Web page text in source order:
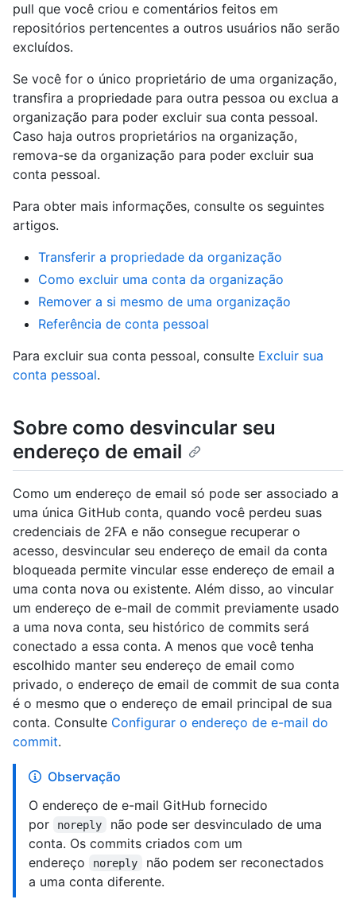
pull que você criou e comentários feitos em
repositórios pertencentes a outros usuários não serão
excluídos.
Se você for o único proprietário de uma organização,
transfira a propriedade para outra pessoa ou exclua a
organização para poder excluir sua conta pessoal.
Caso haja outros proprietários na organização,
remova-se da organização para poder excluir sua
conta pessoal.
Para obter mais informações, consulte os seguintes
artigos.
Transferir a propriedade da organização
Como excluir uma conta da organização
Remover a si mesmo de uma organização
Referência de conta pessoal
Para excluir sua conta pessoal, consulte Excluir sua
conta pessoal.
Sobre como desvincular seu
endereço de email
Como um endereço de email só pode ser associado a
uma única GitHub conta, quando você perdeu suas
credenciais de 2FA e não consegue recuperar o
acesso, desvincular seu endereço de email da conta
bloqueada permite vincular esse endereço de email a
uma conta nova ou existente. Além disso, ao vincular
um endereço de e-mail de commit previamente usado
a uma nova conta, seu histórico de commits será
conectado a essa conta. A menos que você tenha
escolhido manter seu endereço de email como
privado, o endereço de email de commit de sua conta
é o mesmo que o endereço de email principal de sua
conta. Consulte Configurar o endereço de e-mail do
commit.
Observação
O endereço de e-mail GitHub fornecido
por
noreply
não pode ser desvinculado de uma
conta. Os commits criados com um
endereço
noreply
não podem ser reconectados
a uma conta diferente.